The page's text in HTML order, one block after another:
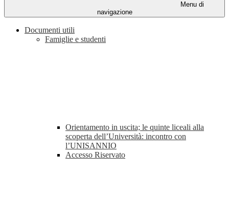
Menu di
navigazione
Documenti utili
Famiglie e studenti
Orientamento in uscita; le quinte liceali alla
scoperta dell’Università: incontro con
l’UNISANNIO
Accesso Riservato